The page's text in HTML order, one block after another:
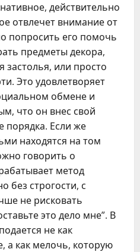
действительно
отвлечет внимание от
попросить его помочь
предметы декора,
застолья, или просто
Это удовлетворяет
обмене и
что он внес свой
порядка. Если же
находятся на том
говорить о
метод
без строгости, с
не рисковать
это дело мне”. В
не как
а как мелочь, которую